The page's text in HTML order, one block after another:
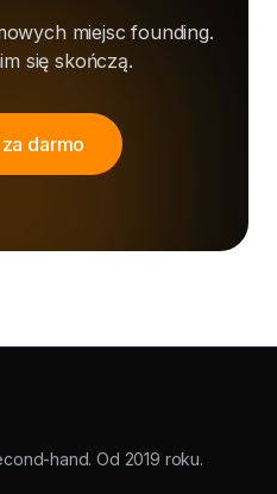
miejsc founding.
się skończą.
za darmo
hand. Od 2019 roku.